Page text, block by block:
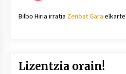
Bilbo Hiria irratia Zenbat Gara
Lizentzia orain!